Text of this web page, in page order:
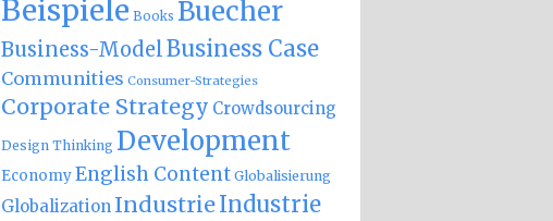
Beispiele Books Buecher
Business-Model Business Case
Communities Consumer-Strategies
Corporate Strategy Crowdsourcing
Design Thinking Development
EconomyEnglish Content Globalisierung
Globalization IndustrieIndustrie